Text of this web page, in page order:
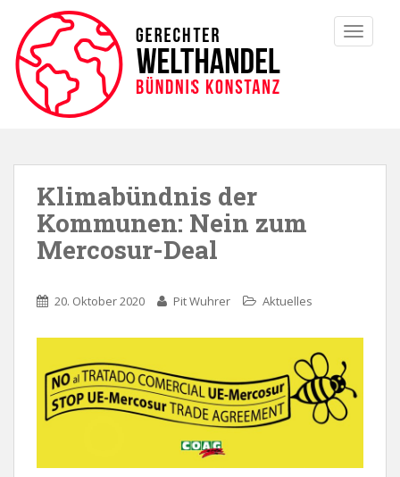
Klimabündnis der
Kommunen: Nein zum
Mercosur-Deal
20. Oktober 2020 Pit Wuhrer Aktuelles